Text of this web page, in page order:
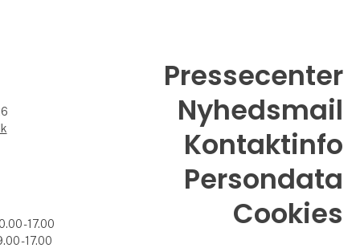
- 17.00
- 17.00
Pressecenter
Nyhedsmail
Kontaktinfo
Persondata
Cookies